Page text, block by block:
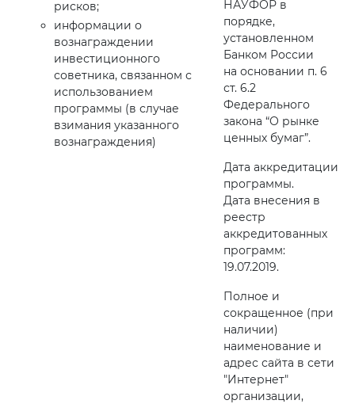
рисков;
информации о
вознаграждении
инвестиционного
советника, связанном с
использованием
программы (в случае
взимания указанного
вознаграждения)
НАУФОР в
порядке,
установленном
Банком России
на основании п. 6
ст. 6.2
Федерального
закона “О рынке
ценных бумаг”.
Дата аккредитации
программы.
Дата внесения в
реестр
аккредитованных
программ:
19.07.2019.
Полное и
сокращенное (при
наличии)
наименование и
адрес сайта в сети
"Интернет"
организации,